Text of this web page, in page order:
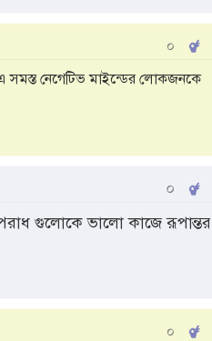
০
নেগেটিভ মাইন্ডের লোকজনকে
০
গুলোকে ভালো কাজে রূপান্তর
০